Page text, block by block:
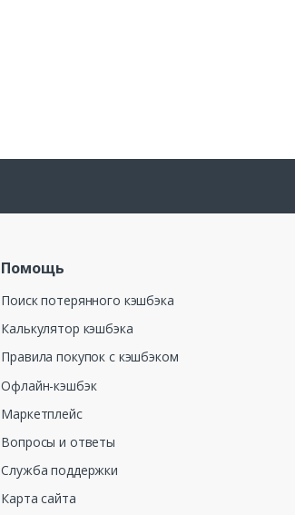
Помощь
Поиск потерянного кэшбэка
Калькулятор кэшбэка
Правила покупок с кэшбэком
Офлайн-кэшбэк
Маркетплейс
Вопросы и ответы
Служба поддержки
Карта сайта